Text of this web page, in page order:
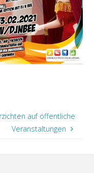
auf öffentliche
Veranstaltungen